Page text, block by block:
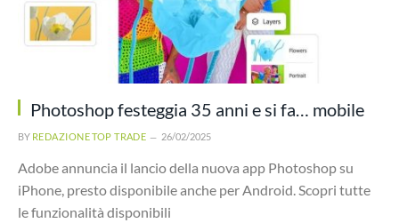
Photoshop festeggia 35 anni e si fa… mobile
BY REDAZIONE TOP TRADE 26/02/2025
Adobe annuncia il lancio della nuova app Photoshop su
iPhone, presto disponibile anche per Android. Scopri tutte
le funzionalità disponibili